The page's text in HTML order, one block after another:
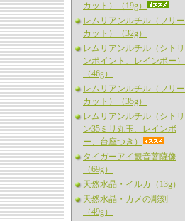
カット）（19g）
レムリアンルチル（フリー
カット）（32g）
レムリアンルチル（シトリ
ンポイント、レインボー）
（46g）
レムリアンルチル（フリー
カット）（35g）
レムリアンルチル（シトリ
ン35ミリ丸玉、レインボ
ー、台座つき）
タイガーアイ観音菩薩像
（69g）
天然水晶・イルカ（13g）
天然水晶・カメの彫刻
（49g）